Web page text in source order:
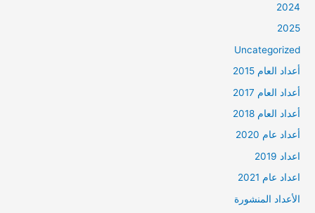
2024
2025
Uncategorized
أعداد العام 2015
أعداد العام 2017
أعداد العام 2018
أعداد عام 2020
اعداد 2019
اعداد عام 2021
الأعداد المنشورة